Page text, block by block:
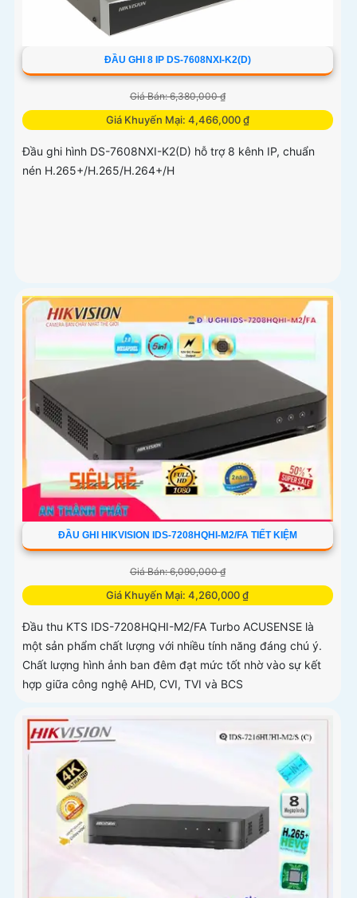
ĐẦU GHI 8 IP DS-7608NXI-K2(D)
Giá Bán: 6,380,000 ₫
Giá Khuyến Mại: 4,466,000 ₫
Đầu ghi hình DS-7608NXI-K2(D) hỗ trợ 8 kênh IP, chuẩn
nén H.265+/H.265/H.264+/H
ĐẦU GHI HIKVISION IDS-7208HQHI-M2/FA TIẾT KIỆM
Giá Bán: 6,090,000 ₫
Giá Khuyến Mại: 4,260,000 ₫
Đầu thu KTS IDS-7208HQHI-M2/FA Turbo ACUSENSE là
một sản phẩm chất lượng với nhiều tính năng đáng chú ý.
Chất lượng hình ảnh ban đêm đạt mức tốt nhờ vào sự kết
hợp giữa công nghệ AHD, CVI, TVI và BCS